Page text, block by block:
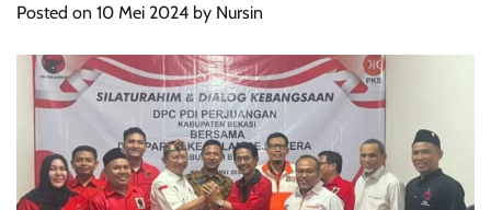
Posted on 10 Mei 2024 by Nursin